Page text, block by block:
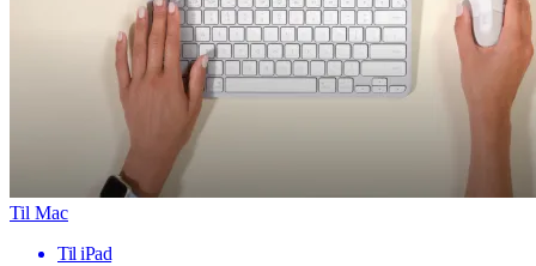
Til Mac
Til iPad